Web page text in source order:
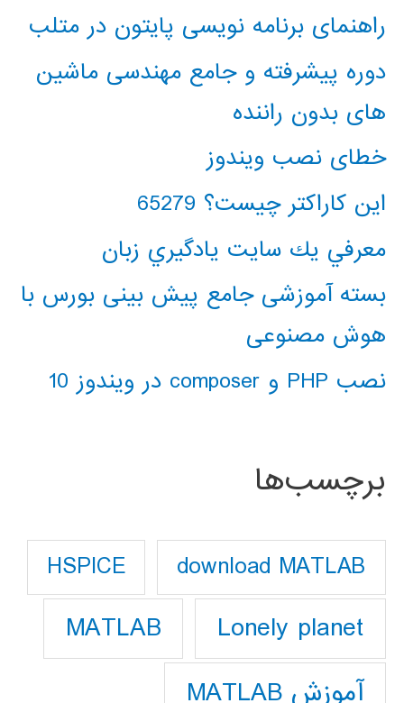
راهنمای برنامه نویسی پایتون در متلب
دوره پیشرفته و جامع مهندسی ماشین
های بدون راننده
خطای نصب ویندوز
این کاراکتر چیست؟ 65279
معرفي يك سايت يادگيري زبان
بسته آموزشی جامع پیش بینی بورس با
هوش مصنوعی
نصب PHP و composer در ویندوز 10
برچسب‌ها
download MATLAB
HSPICE
Lonely planet
MATLAB
آموزش MATLAB